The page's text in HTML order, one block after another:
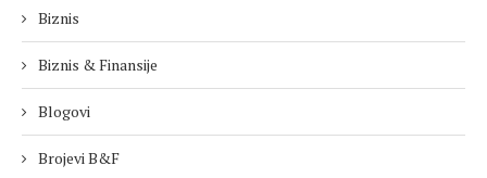
Biznis
Biznis & Finansije
Blogovi
Brojevi B&F